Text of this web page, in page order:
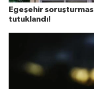
Egeşehir
tutuklandı!